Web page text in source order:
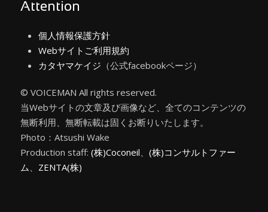
Attention
個人情報保護方針
Webサイトご利用規約
カタヤマケイジ （公式facebookページ）
© VOICEMAN All rights reserved.
当Webサイトの文章及び画像など、全てのコンテンツの
無断利用、無断転載は固くお断りいたします。
Photo：Atsushi Wake
Production staff: (株)Coconeil、 (株)コンサルトファー
ム、 ZENTA(株)